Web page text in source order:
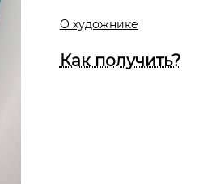
О художнике
Как получить?